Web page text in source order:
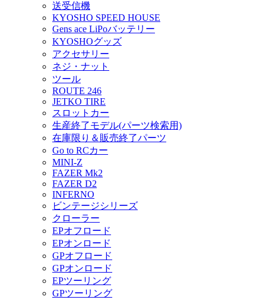
送受信機
KYOSHO SPEED HOUSE
Gens ace LiPoバッテリー
KYOSHOグッズ
アクセサリー
ネジ・ナット
ツール
ROUTE 246
JETKO TIRE
スロットカー
生産終了モデル(パーツ検索用)
在庫限り＆販売終了パーツ
Go to RCカー
MINI-Z
FAZER Mk2
FAZER D2
INFERNO
ビンテージシリーズ
クローラー
EPオフロード
EPオンロード
GPオフロード
GPオンロード
EPツーリング
GPツーリング